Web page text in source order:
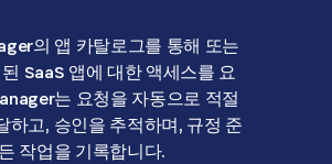
의 앱 카탈로그를 통해 또는
SaaS 앱에 대한 액세스를 요
는 요청을 자동으로 적절
하고, 승인을 추적하며, 규정 준
작업을 기록합니다.